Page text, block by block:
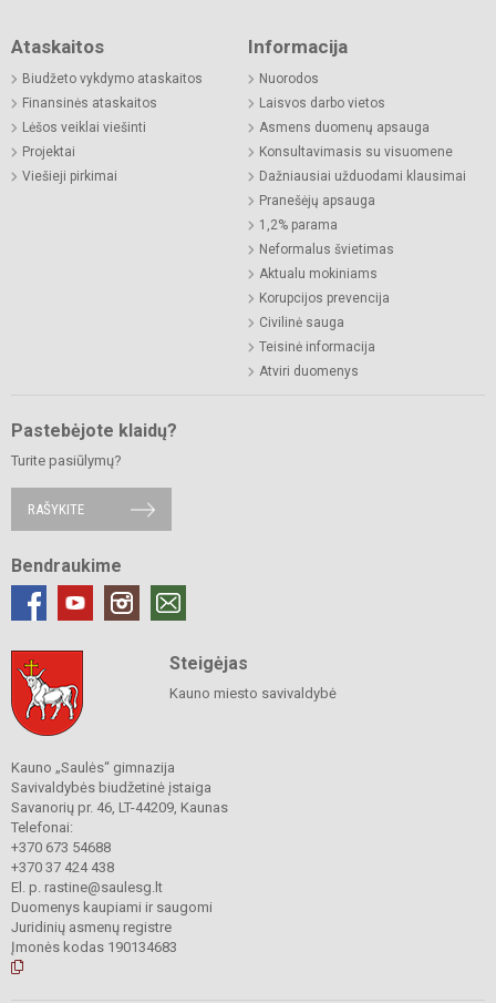
Ataskaitos
Biudžeto vykdymo ataskaitos
Finansinės ataskaitos
Lėšos veiklai viešinti
Projektai
Viešieji pirkimai
Informacija
Nuorodos
Laisvos darbo vietos
Asmens duomenų apsauga
Konsultavimasis su visuomene
Dažniausiai užduodami klausimai
Pranešėjų apsauga
1,2% parama
Neformalus švietimas
Aktualu mokiniams
Korupcijos prevencija
Civilinė sauga
Teisinė informacija
Atviri duomenys
Pastebėjote klaidų?
Turite pasiūlymų?
RAŠYKITE
Bendraukime
Steigėjas
Kauno miesto savivaldybė
Kauno „Saulės“ gimnazija
Savivaldybės biudžetinė įstaiga
Savanorių pr. 46, LT-44209, Kaunas
Telefonai:
+370 673 54688
+370 37 424 438
El. p. rastine@saulesg.lt
Duomenys kaupiami ir saugomi
Juridinių asmenų registre
Įmonės kodas 190134683